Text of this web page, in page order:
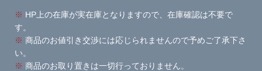
※ HP上の在庫が実在庫となりますので、在庫確認は不要で
す。
※ 商品のお値引き交渉には応じられませんので予めご了承下さ
い。
※ 商品のお取り置きは一切行っておりません。